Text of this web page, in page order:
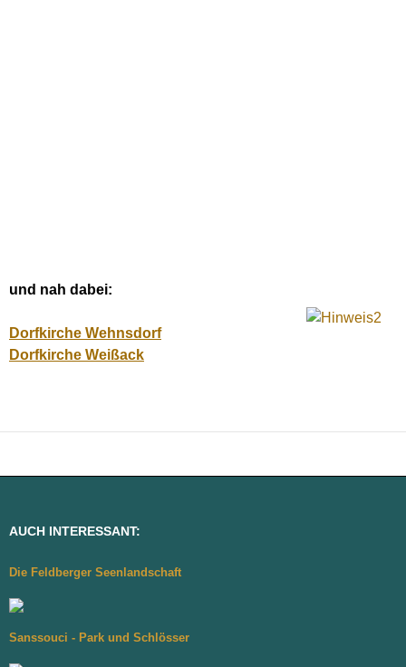
und nah dabei:
Dorfkirche Wehnsdorf
Dorfkirche Weißack
AUCH INTERESSANT:
Die Feldberger Seenlandschaft
Sanssouci - Park und Schlösser